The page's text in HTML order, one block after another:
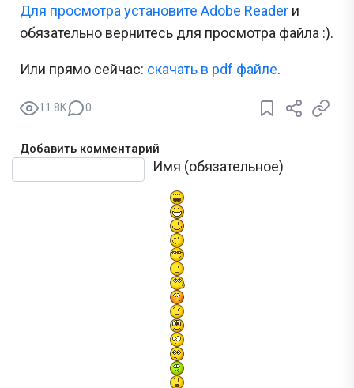
Для просмотра установите Adobe Reader и
обязательно вернитесь для просмотра файла :).
Или прямо сейчас: cкачать в pdf файле.
11.8K 0
Добавить комментарий
Имя (обязательное)